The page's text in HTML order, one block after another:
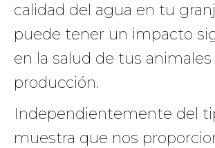
calidad del agua en tu
puede tener un impacto
en la salud de tus animales
producción.
Independientemente del
muestra que nos